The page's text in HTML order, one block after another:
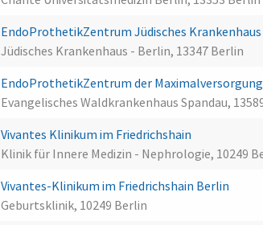
EndoProthetikZentrum Jüdisches
Jüdisches Krankenhaus - Berlin, 13347 Berlin
EndoProthetikZentrum der
Evangelisches Waldkrankenhaus Spandau,
Vivantes Klinikum im Friedrichshain
Klinik für Innere Medizin - Nephrologie, 10249
Vivantes-Klinikum im Friedrichshain Berlin
Geburtsklinik, 10249 Berlin